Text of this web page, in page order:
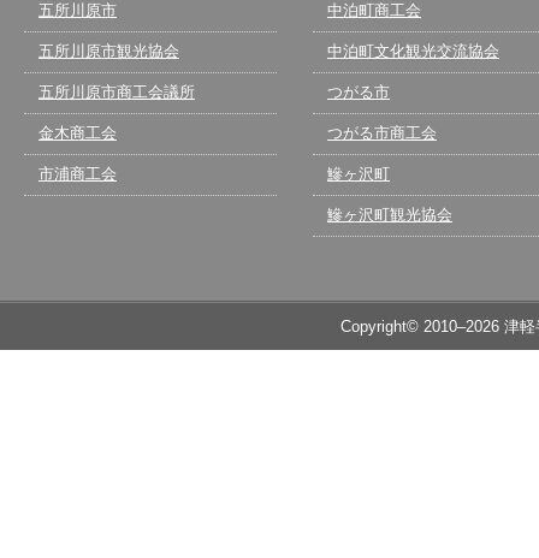
五所川原市
五所川原市観光協会
五所川原市商工会議所
金木商工会
市浦商工会
中泊町商工会
中泊町文化観光交流協会
つがる市
つがる市商工会
鰺ヶ沢町
鰺ヶ沢町観光協会
Copyright© 2010–2026 津